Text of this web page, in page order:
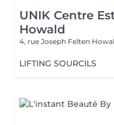
UNIK Centre
Howald
4, rue Joseph Felten
LIFTING SOURCILS